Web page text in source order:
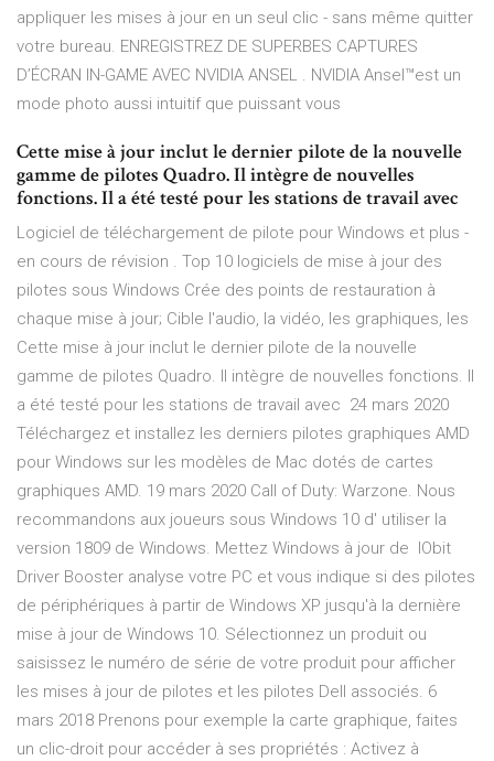
appliquer les mises à jour en un seul clic - sans même quitter
votre bureau. ENREGISTREZ DE SUPERBES CAPTURES
D’ÉCRAN IN-GAME AVEC NVIDIA ANSEL . NVIDIA Ansel™est un
mode photo aussi intuitif que puissant vous
Cette mise à jour inclut le dernier pilote de la nouvelle
gamme de pilotes Quadro. Il intègre de nouvelles
fonctions. Il a été testé pour les stations de travail avec
Logiciel de téléchargement de pilote pour Windows et plus -
en cours de révision . Top 10 logiciels de mise à jour des
pilotes sous Windows Crée des points de restauration à
chaque mise à jour; Cible l'audio, la vidéo, les graphiques, les
Cette mise à jour inclut le dernier pilote de la nouvelle
gamme de pilotes Quadro. Il intègre de nouvelles fonctions. Il
a été testé pour les stations de travail avec 24 mars 2020
Téléchargez et installez les derniers pilotes graphiques AMD
pour Windows sur les modèles de Mac dotés de cartes
graphiques AMD. 19 mars 2020 Call of Duty: Warzone. Nous
recommandons aux joueurs sous Windows 10 d' utiliser la
version 1809 de Windows. Mettez Windows à jour de IObit
Driver Booster analyse votre PC et vous indique si des pilotes
de périphériques à partir de Windows XP jusqu'à la dernière
mise à jour de Windows 10. Sélectionnez un produit ou
saisissez le numéro de série de votre produit pour afficher
les mises à jour de pilotes et les pilotes Dell associés. 6
mars 2018 Prenons pour exemple la carte graphique, faites
un clic-droit pour accéder à ses propriétés : Activez à